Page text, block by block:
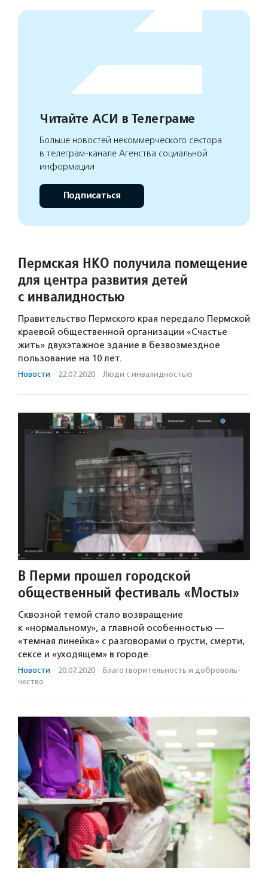
Читайте АСИ в Телеграме
Больше новостей некоммерческого сектора
в телеграм-канале Агенства социальной
информации
Подписаться
Пермская НКО получила помещение
для центра развития детей
с инвалидностью
Правительство Пермского края передало Пермской
краевой общественной организации «Счастье
жить» двухэтажное здание в безвозмездное
пользование на 10 лет.
Новости · 22.07.2020 · Люди с инвалидностью
В Перми прошел городской
общественный фестиваль «Мосты»
Сквозной темой стало возвращение
к «нормальному», а главной особенностью —
«темная линейка» с разговорами о грусти, смерти,
сексе и «уходящем» в городе.
Новости · 20.07.2020 · Благотвори­тель­ность и доброволь­
чест­во